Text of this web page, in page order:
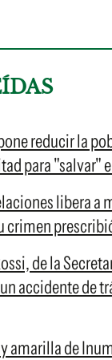
reducir la
para "salvar"
libera a
crimen
de la
accidente de
amarilla de